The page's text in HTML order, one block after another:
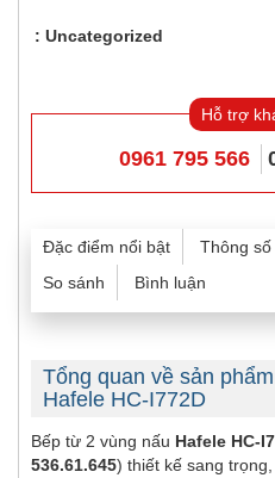
Uncategorized
Hỗ trợ
0961 795 566
Đặc điểm nổi bật Thông
So sánh
Bình luận
Tổng quan về sản
Hafele HC-I772D
Bếp từ 2 vùng nấu Hafele HC-
536.61.645) thiết kế sang